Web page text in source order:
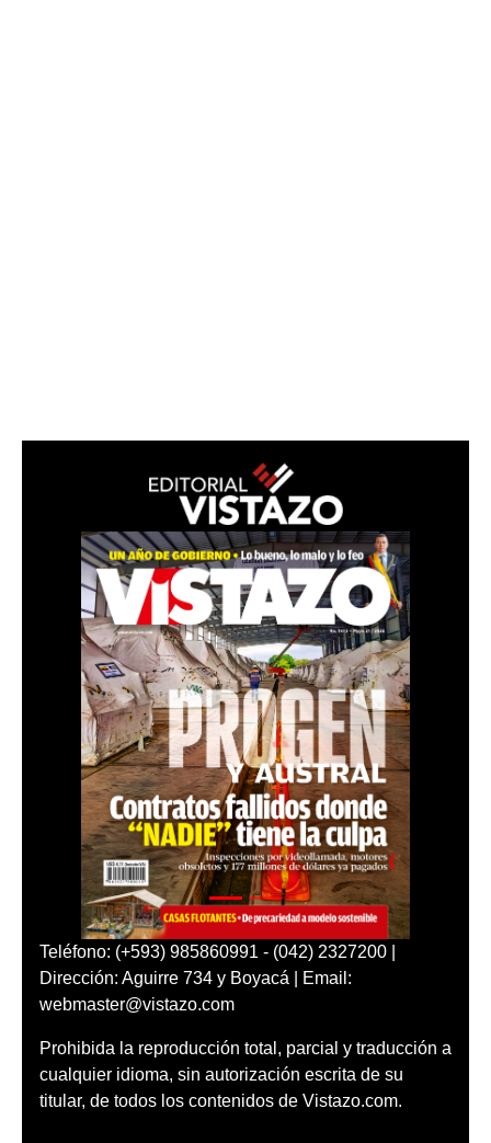
Teléfono: (+593) 985860991 - (042) 2327200 |
Dirección: Aguirre 734 y Boyacá | Email:
webmaster@vistazo.com
Prohibida la reproducción total, parcial y traducción a
cualquier idioma, sin autorización escrita de su
titular, de todos los contenidos de Vistazo.com.